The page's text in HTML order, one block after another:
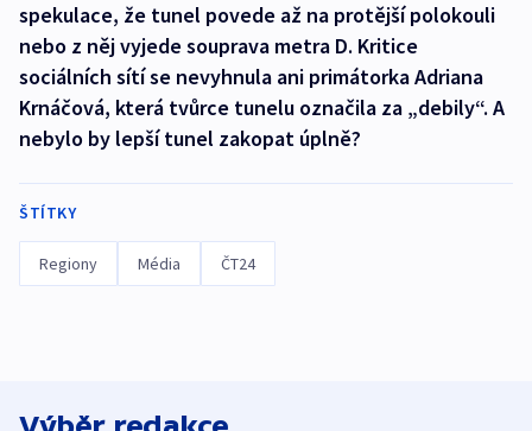
spekulace, že tunel povede až na protější polokouli
nebo z něj vyjede souprava metra D. Kritice
sociálních sítí se nevyhnula ani primátorka Adriana
Krnáčová, která tvůrce tunelu označila za „debily“. A
nebylo by lepší tunel zakopat úplně?
ŠTÍTKY
Regiony Média ČT24